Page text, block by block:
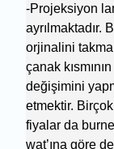
-Projeksiyon
ayrılmaktadır.
orjinalini
çanak
değişimini
etmektir.
fiyalar da
wat’ına göre